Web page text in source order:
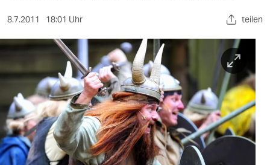
kultur
sport
berlin
nord
wahrheit
verlag
8.7.2011 18:01 Uhr teilen